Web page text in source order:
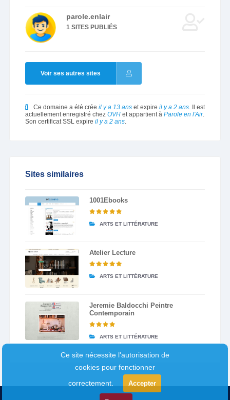
parole.enlair
1 SITES PUBLIÉS
Voir ses autres sites
Ce domaine a été crée il y a 13 anset expire il y a 2 ans. Il est
actuellement enregistré chez OVHet appartient à Parole en l'Air.
Son certificat SSL expire il y a 2 ans.
Sites similaires
1001Ebooks
ARTS ET LITTÉRATURE
Atelier Lecture
ARTS ET LITTÉRATURE
Jeremie Baldocchi Peintre
Contemporain
ARTS ET LITTÉRATURE
Ce site nécessite l'autorisation de
cookies pour fonctionner
correctement.
Accepter